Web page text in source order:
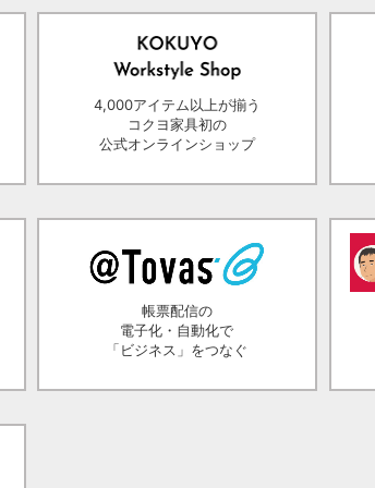
4,000アイテム以上が揃う
コクヨ家具初の
公式オンラインショップ
帳票配信の
電子化・自動化で
「ビジネス」をつなぐ